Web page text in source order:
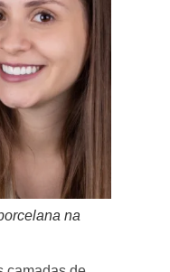
na